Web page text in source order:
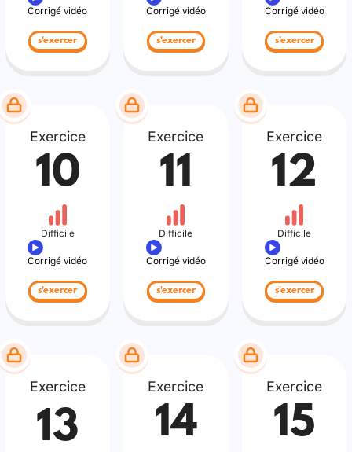
Corrigé vidéo
s'exercer
Corrigé vidéo
s'exercer
Corrigé vidéo
s'exercer
Exercice
10
Difficile
Corrigé vidéo
s'exercer
Exercice
11
Difficile
Corrigé vidéo
s'exercer
Exercice
12
Difficile
Corrigé vidéo
s'exercer
Exercice
13
Exercice
14
Exercice
15